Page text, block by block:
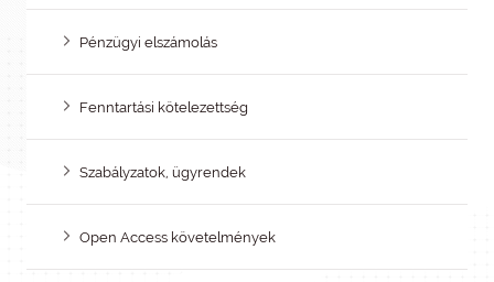
Pénzügyi elszámolás
Fenntartási kötelezettség
Szabályzatok, ügyrendek
Open Access követelmények